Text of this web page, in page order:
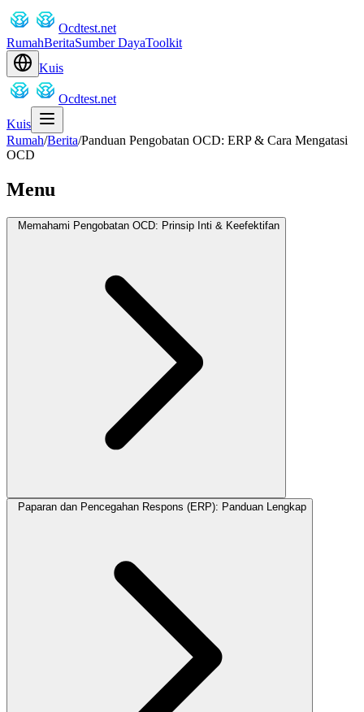
Ocdtest.net
RumahBeritaSumber DayaToolkit
Kuis
Ocdtest.net
Kuis
Rumah/Berita/Panduan Pengobatan OCD: ERP & Cara Mengatasi
OCD
Menu
Memahami Pengobatan OCD: Prinsip Inti & Keefektifan
Paparan dan Pencegahan Respons (ERP): Panduan Lengkap